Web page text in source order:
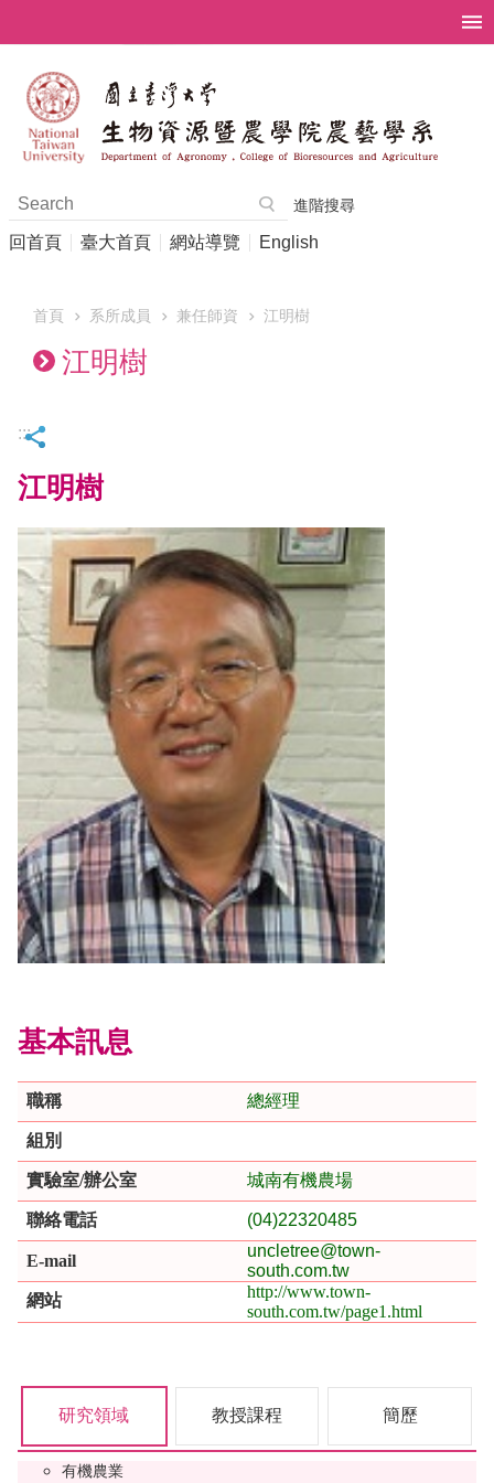
進階搜尋
回首頁 臺大首頁 網站導覽 English
首頁 系所成員 兼任師資 江明樹
江明樹
:::
江明樹
基本訊息
職稱 總經理
組別
實驗室/辦公室 城南有機農場
聯絡電話 (04)22320485
E-mail
uncletree@town-
south.com.tw
網站
http://www.town-
south.com.tw/page1.html
研究領域 教授課程 簡歷
有機農業